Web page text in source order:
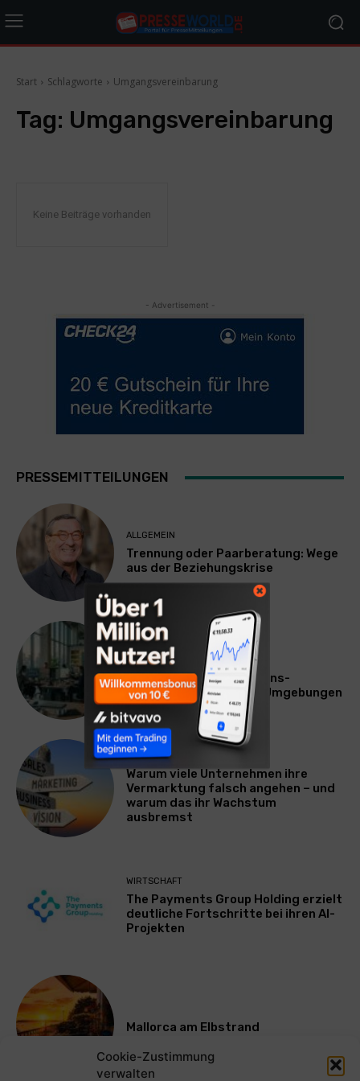
Cookie-Zustimmung
verwalten
Start Schlagworte Umgangsvereinbarung
Tag: Umgangsvereinbarung
Keine Beiträge vorhanden
- Advertisement -
PRESSEMITTEILUNGEN
ALLGEMEIN
Trennung oder Paarberatung: Wege
aus der Beziehungskrise
TECHNIK
SourcingBlox startet
CentaurNexus: Operations-
Plattform für Zscaler-Umgebungen
WERBUNG & MARKETING
Warum viele Unternehmen ihre
Vermarktung falsch angehen – und
warum das ihr Wachstum
ausbremst
WIRTSCHAFT
The Payments Group Holding erzielt
deutliche Fortschritte bei ihren AI-
Projekten
Mallorca am Elbstrand